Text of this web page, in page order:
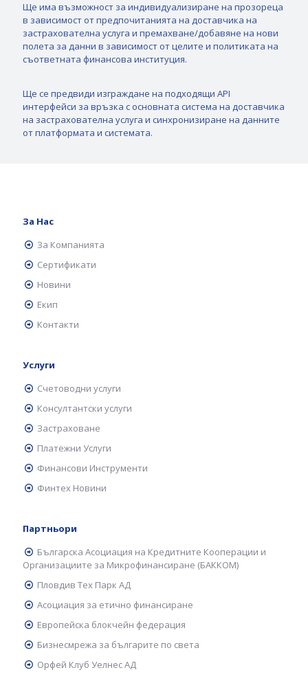
Ще има възможност за индивидуализиране на прозореца
в зависимост от предпочитанията на доставчика на
застрахователна услуга и премахване/добавяне на нови
полета за данни в зависимост от целите и политиката на
съответната финансова институция.
Ще се предвиди изграждане на подходящи API
интерфейси за връзка с основната система на доставчика
на застрахователна услуга и синхронизиране на данните
от платформата и системата.
За Нас
За Компанията
Сертификати
Новини
Екип
Контакти
Услуги
Счетоводни услуги
Консултантски услуги
Застраховане
Платежни Услуги
Финансови Инструменти
Финтех Новини
Партньори
Българска Асоциация на Кредитните Кооперации и
Организациите за Микрофинансиране (БАККОМ)
Пловдив Тех Парк АД
Асоциация за етично финансиране
Европейска блокчейн федерация
Бизнесмрежа за българите по света
Орфей Клуб Уелнес АД